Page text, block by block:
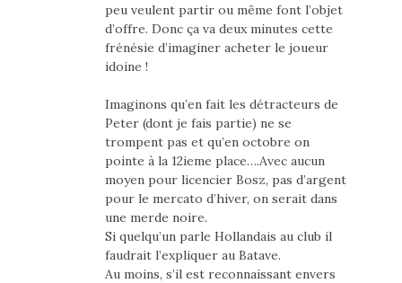
peu veulent partir ou même font l’objet
d’offre. Donc ça va deux minutes cette
frénésie d’imaginer acheter le joueur
idoine !
Imaginons qu’en fait les détracteurs de
Peter (dont je fais partie) ne se
trompent pas et qu’en octobre on
pointe à la 12ieme place….Avec aucun
moyen pour licencier Bosz, pas d’argent
pour le mercato d’hiver, on serait dans
une merde noire.
Si quelqu’un parle Hollandais au club il
faudrait l’expliquer au Batave.
Au moins, s’il est reconnaissant envers